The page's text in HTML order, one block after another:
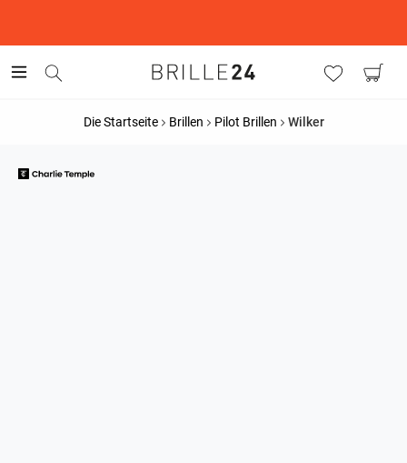
Die Startseite Brillen Pilot Brillen Wilker